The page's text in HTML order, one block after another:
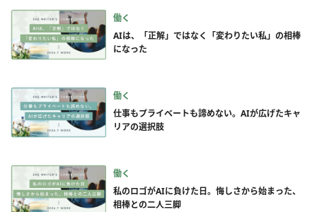
働く
AIは、「正解」ではなく「変わりたい私」の相棒
になった
働く
仕事もプライベートも諦めない。AIが広げたキャ
リアの選択肢
働く
私のロゴがAIに負けた日。悔しさから始まった、
相棒との二人三脚